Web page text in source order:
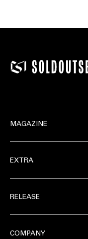
MAGAZINE
EXTRA
RELEASE
COMPANY